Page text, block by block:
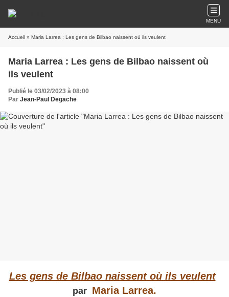
MENU
Accueil » Maria Larrea : Les gens de Bilbao naissent où ils veulent
Maria Larrea : Les gens de Bilbao naissent où
ils veulent
Publié le 03/02/2023 à 08:00
Par Jean-Paul Degache
Les gens de Bilbao naissent où ils veulent
par Maria Larrea.